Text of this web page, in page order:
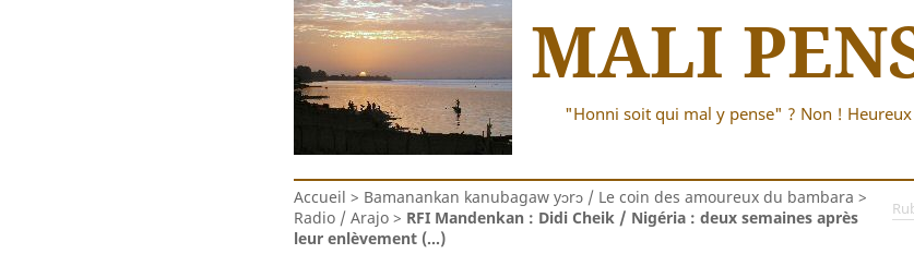
MALI
"Honni soit qui mal y pense" ? Non !
Accueil > Bamanankan kanubagaw yɔrɔ / Le coin des amoureux du bambara >
Radio / Arajo> RFI Mandenkan : Didi Cheik / Nigéria : deux semaines après
leur enlèvement (…)